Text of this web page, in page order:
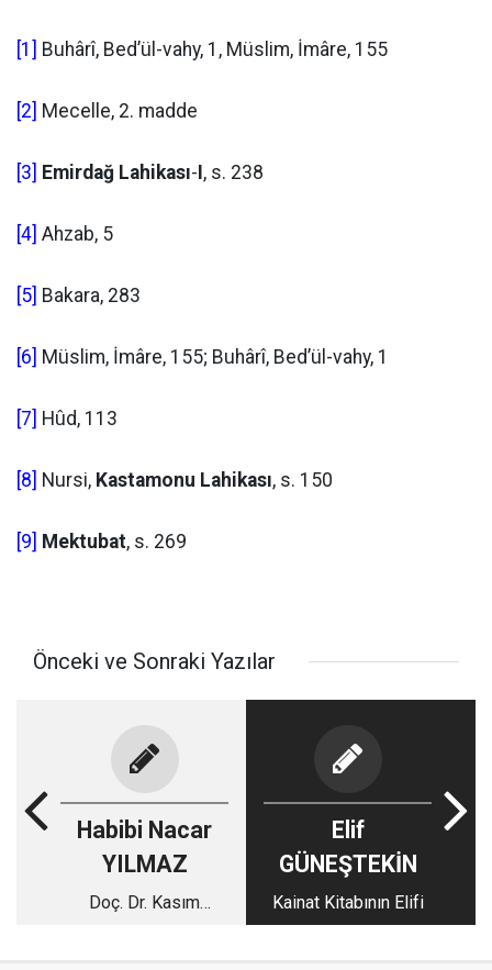
[1] Buhârî, Bed’ül-vahy, 1, Müslim, İmâre, 155
[2] Mecelle, 2. madde
[3] Emirdağ Lahikası- , s. 238
[4] Ahzab, 5
[5] Bakara, 283
[6] Müslim, İmâre, 155; Buhârî, Bed’ül-vahy, 1
[7] Hûd, 113
[8] Nursi, Kastamonu Lahikası, s. 150
[9] Mektubat, s. 269
Önceki ve Sonraki Yazılar
Habibi Nacar
YILMAZ
Doç. Dr. Kasım
Elif
GÜNEŞTEKİN
Kainat Kitabının Elifi